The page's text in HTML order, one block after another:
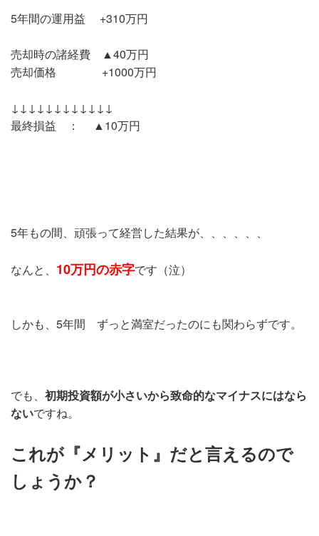
5年間の運用益 +310万円
売却時の諸経費 ▲40万円
売却価格 +1000万円
↓↓↓↓↓↓↓↓↓↓↓↓
最終損益 ： ▲10万円
5年もの間、頑張って経営した結果が、、、、、、
なんと、 10万円の赤字です（泣）
しかも、5年間 ずっと満室だったのにも関わらずです。
でも、 初期投資額が小さいから致命的なマイナスにはなら
ないですね。
これが『メリット』だと言えるので
しょうか？